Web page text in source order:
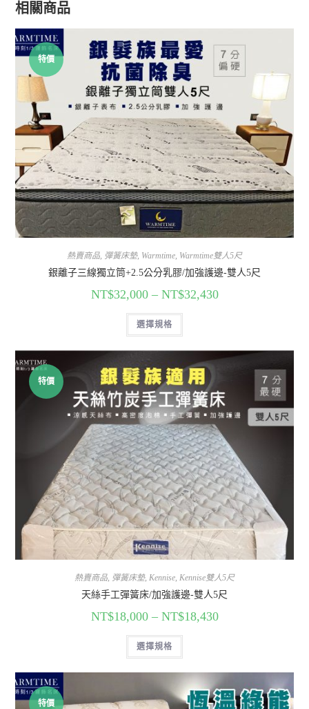
相關商品
特價
熱賣商品, 彈簧床墊, Warmtime, Warmtime雙人5尺
銀離子三線獨立筒+2.5公分乳膠/加強護邊-雙人5尺
NT$32,000– NT$32,430
選擇規格
特價
熱賣商品, 彈簧床墊, Kennise, Kennise雙人5尺
天絲手工彈簧床/加強護邊-雙人5尺
NT$18,000– NT$18,430
選擇規格
特價